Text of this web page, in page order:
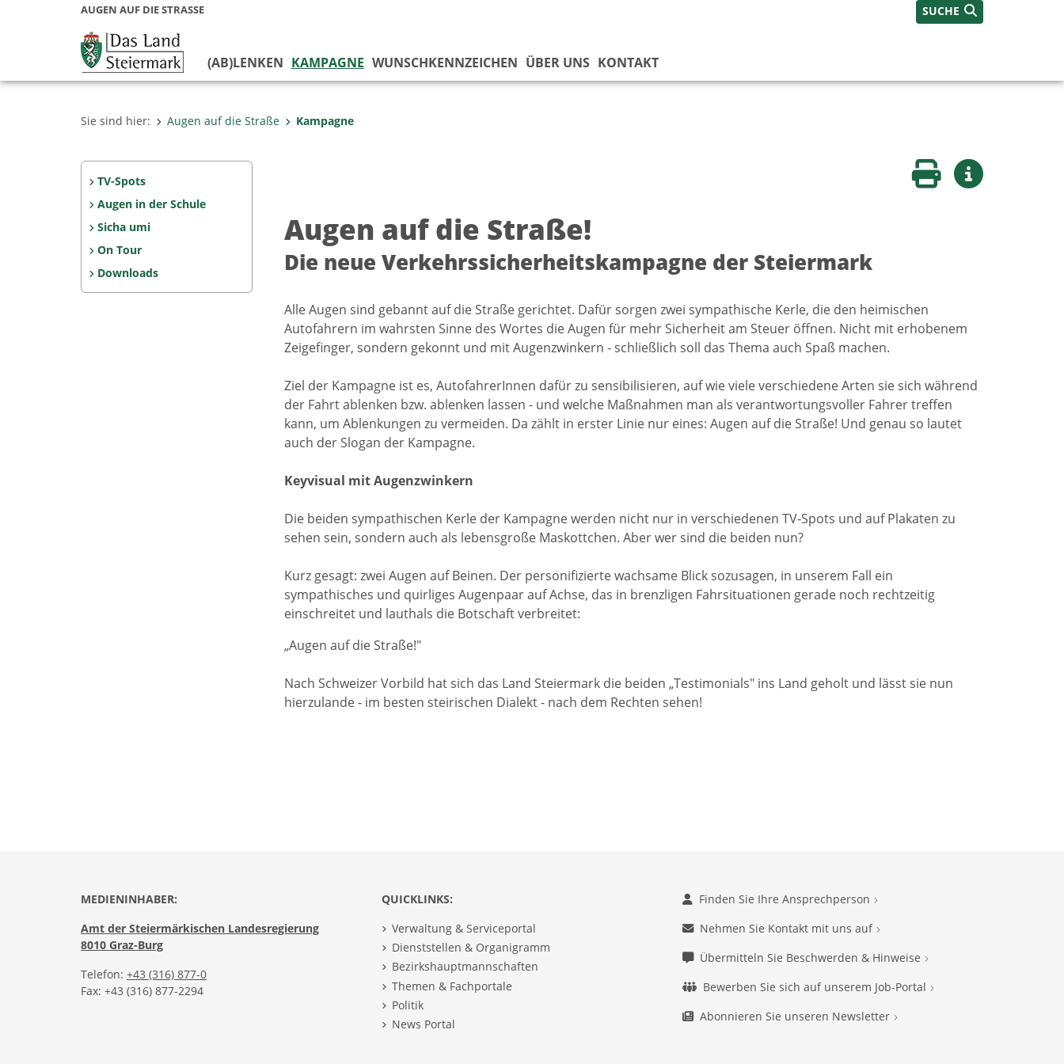
AUGEN AUF DIE STRASSE SUCHE
(AB)LENKEN KAMPAGNE WUNSCHKENNZEICHEN ÜBER UNS KONTAKT
Sie sind hier: Augen auf die Straße Kampagne
TV-Spots
Augen in der Schule
Sicha umi
On Tour
Downloads
Seite druckenWeitere Infos
Augen auf die Straße!
Die neue Verkehrssicherheitskampagne der Steiermark
Alle Augen sind gebannt auf die Straße gerichtet. Dafür sorgen zwei sympathische Kerle, die den heimischen
Autofahrern im wahrsten Sinne des Wortes die Augen für mehr Sicherheit am Steuer öffnen. Nicht mit erhobenem
Zeigefinger, sondern gekonnt und mit Augenzwinkern - schließlich soll das Thema auch Spaß machen.
Ziel der Kampagne ist es, AutofahrerInnen dafür zu sensibilisieren, auf wie viele verschiedene Arten sie sich während
der Fahrt ablenken bzw. ablenken lassen - und welche Maßnahmen man als verantwortungsvoller Fahrer treffen
kann, um Ablenkungen zu vermeiden. Da zählt in erster Linie nur eines: Augen auf die Straße! Und genau so lautet
auch der Slogan der Kampagne.
Keyvisual mit Augenzwinkern
Die beiden sympathischen Kerle der Kampagne werden nicht nur in verschiedenen TV-Spots und auf Plakaten zu
sehen sein, sondern auch als lebensgroße Maskottchen. Aber wer sind die beiden nun?
Kurz gesagt: zwei Augen auf Beinen. Der personifizierte wachsame Blick sozusagen, in unserem Fall ein
sympathisches und quirliges Augenpaar auf Achse, das in brenzligen Fahrsituationen gerade noch rechtzeitig
einschreitet und lauthals die Botschaft verbreitet:
„Augen auf die Straße!"
Nach Schweizer Vorbild hat sich das Land Steiermark die beiden „Testimonials" ins Land geholt und lässt sie nun
hierzulande - im besten steirischen Dialekt - nach dem Rechten sehen!
MEDIENINHABER:
Amt der Steiermärkischen Landesregierung
8010 Graz-Burg
Telefon: +43 (316) 877-0
Fax: +43 (316) 877-2294
QUICKLINKS:
Verwaltung & Serviceportal
Dienststellen & Organigramm
Bezirkshauptmannschaften
Themen & Fachportale
Politik
News Portal
Finden Sie Ihre Ansprechperson
Nehmen Sie Kontakt mit uns auf
Übermitteln Sie Beschwerden & Hinweise
Bewerben Sie sich auf unserem Job-Portal
Abonnieren Sie unseren Newsletter